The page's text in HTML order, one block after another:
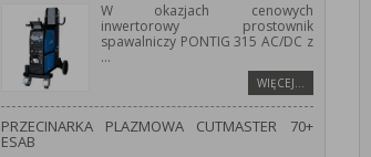
W okazjach cenowych
inwertorowy prostownik
spawalniczy PONTIG 315 AC/DC z
...
WIĘCEJ…
PRZECINARKA PLAZMOWA CUTMASTER 70+
ESAB